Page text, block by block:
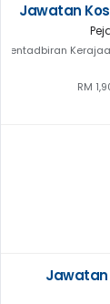
Jawatan
Pentadbiran
RM
Jawatan